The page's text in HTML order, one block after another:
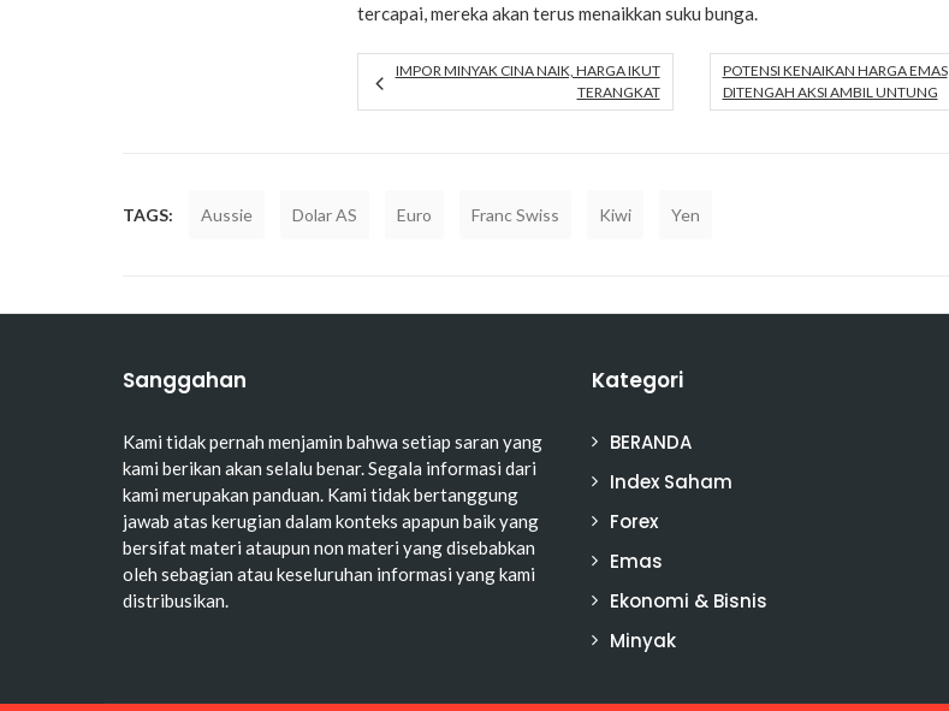
tercapai, mereka akan terus menaikkan suku bunga.
IMPOR MINYAK CINA NAIK, HARGA IKUT
TERANGKAT
POTENSI KENAIKAN HARGA EMAS
DITENGAH AKSI AMBIL UNTUNG
TAGS: Aussie Dolar AS Euro Franc Swiss Kiwi Yen
Sanggahan
Kami tidak pernah menjamin bahwa setiap saran yang
kami berikan akan selalu benar. Segala informasi dari
kami merupakan panduan. Kami tidak bertanggung
jawab atas kerugian dalam konteks apapun baik yang
bersifat materi ataupun non materi yang disebabkan
oleh sebagian atau keseluruhan informasi yang kami
distribusikan.
Kategori
BERANDA
Index Saham
Forex
Emas
Ekonomi & Bisnis
Minyak